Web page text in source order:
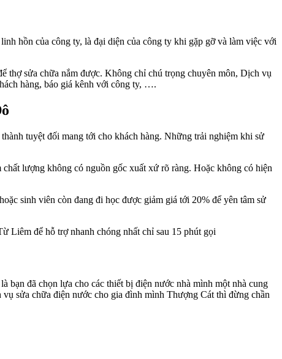
hồn của công ty, là đại diện của công ty khi gặp gỡ và làm việc với
thợ sửa chữa nắm được. Không chỉ chú trọng chuyên môn, Dịch vụ
hàng, báo giá kênh với công ty, ….
tuyệt đối mang tới cho khách hàng. Những trải nghiệm khi sử
lượng không có nguồn gốc xuất xứ rõ ràng. Hoặc không có hiện
sinh viên còn đang đi học được giảm giá tới 20% để yên tâm sử
Liêm để hỗ trợ nhanh chóng nhất chỉ sau 15 phút gọi
đã chọn lựa cho các thiết bị điện nước nhà mình một nhà cung
sửa chữa điện nước cho gia đình mình Thượng Cát thì đừng chần